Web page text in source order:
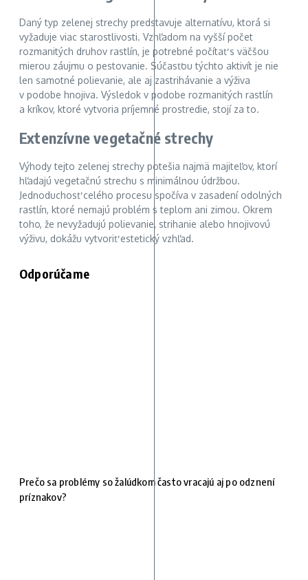
Daný typ zelenej strechy predstavuje alternatívu, ktorá si
vyžaduje viac starostlivosti. Vzhľadom na vyšší počet
rozmanitých druhov rastlín, je potrebné počítať s väčšou
mierou záujmu o pestovanie. Súčasťou týchto aktivít je nie
len samotné polievanie, ale aj zastrihávanie a výživa
v podobe hnojiva. Výsledok v podobe rozmanitých rastlín
a kríkov, ktoré vytvoria príjemné prostredie, stojí za to.
Extenzívne vegetačné strechy
Výhody tejto zelenej strechy potešia najmä majiteľov, ktorí
hľadajú vegetačnú strechu s minimálnou údržbou.
Jednoduchosť celého procesu spočíva v zasadení odolných
rastlín, ktoré nemajú problém s teplom ani zimou. Okrem
toho, že nevyžadujú polievanie, strihanie alebo hnojivovú
výživu, dokážu vytvoriť estetický vzhľad.
Odporúčame
Prečo sa problémy so žalúdkom často vracajú aj po odznení
príznakov?